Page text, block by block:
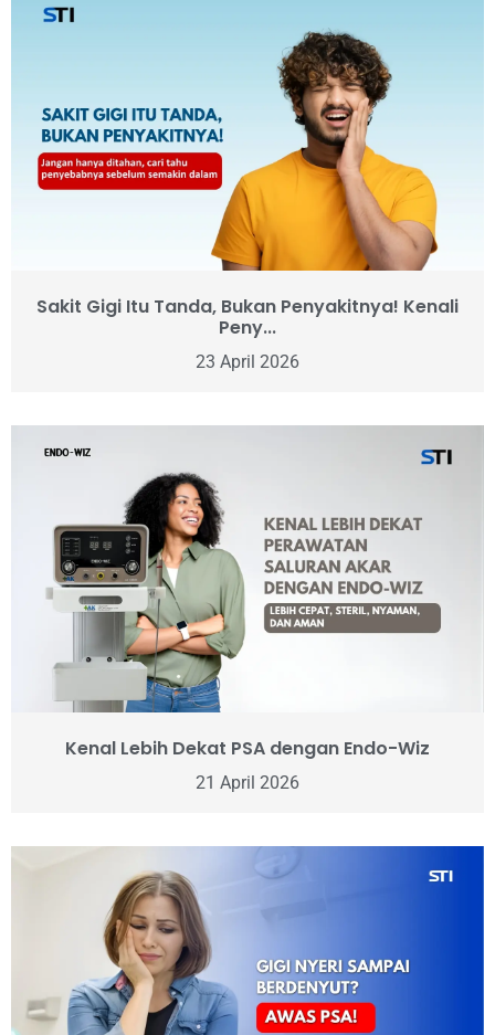
Sakit Gigi Itu Tanda, Bukan Penyakitnya! Kenali
Peny...
23 April 2026
Kenal Lebih Dekat PSA dengan Endo-Wiz
21 April 2026